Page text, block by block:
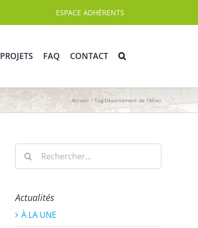
ESPACE ADHÉRENTS
PROJETS FAQ CONTACT
Accueil Tag:Département de l'Allier
Rechercher:
Actualités
À LA UNE